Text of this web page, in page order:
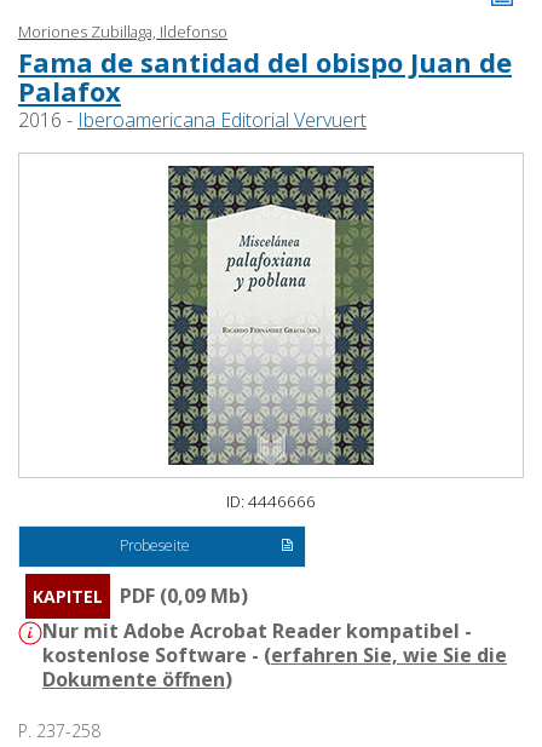
Moriones Zubillaga, Ildefonso
Fama de santidad del obispo Juan de
Palafox
2016 - Iberoamericana Editorial Vervuert
ID: 4446666
Probeseite
KAPITEL
PDF (0,09 Mb)
Nur mit Adobe Acrobat Reader kompatibel -
kostenlose Software - (erfahren Sie, wie Sie die
Dokumente öffnen)
P. 237-258